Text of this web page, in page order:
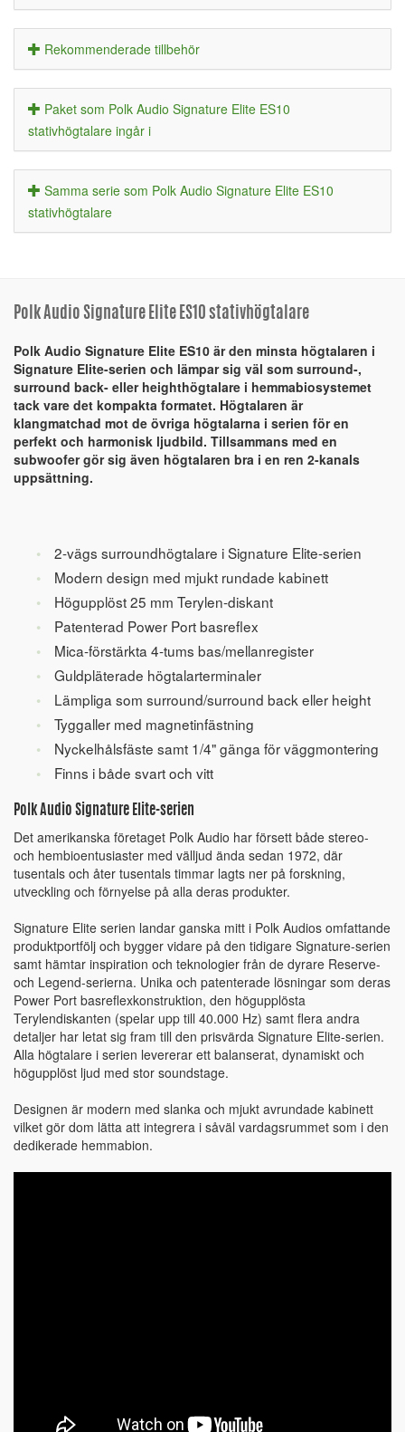
Rekommenderade tillbehör
Paket som Polk Audio Signature Elite ES10
stativhögtalare ingår i
Samma serie som Polk Audio Signature Elite ES10
stativhögtalare
Polk Audio Signature Elite ES10 stativhögtalare
Polk Audio Signature Elite ES10 är den minsta högtalaren i
Signature Elite-serien och lämpar sig väl som surround-,
surround back- eller heighthögtalare i hemmabiosystemet
tack vare det kompakta formatet. Högtalaren är
klangmatchad mot de övriga högtalarna i serien för en
perfekt och harmonisk ljudbild. Tillsammans med en
subwoofer gör sig även högtalaren bra i en ren 2-kanals
uppsättning.
2-vägs surroundhögtalare i Signature Elite-serien
Modern design med mjukt rundade kabinett
Högupplöst 25 mm Terylen-diskant
Patenterad Power Port basreflex
Mica-förstärkta 4-tums bas/mellanregister
Guldpläterade högtalarterminaler
Lämpliga som surround/surround back eller height
Tyggaller med magnetinfästning
Nyckelhålsfäste samt 1/4" gänga för väggmontering
Finns i både svart och vitt
Polk Audio Signature Elite-serien
Det amerikanska företaget Polk Audio har försett både stereo-
och hembioentusiaster med välljud ända sedan 1972, där
tusentals och åter tusentals timmar lagts ner på forskning,
utveckling och förnyelse på alla deras produkter.
Signature Elite serien landar ganska mitt i Polk Audios omfattande
produktportfölj och bygger vidare på den tidigare Signature-serien
samt hämtar inspiration och teknologier från de dyrare Reserve-
och Legend-serierna. Unika och patenterade lösningar som deras
Power Port basreflexkonstruktion, den högupplösta
Terylendiskanten (spelar upp till 40.000 Hz) samt flera andra
detaljer har letat sig fram till den prisvärda Signature Elite-serien.
Alla högtalare i serien levererar ett balanserat, dynamiskt och
högupplöst ljud med stor soundstage.
Designen är modern med slanka och mjukt avrundade kabinett
vilket gör dom lätta att integrera i såväl vardagsrummet som i den
dedikerade hemmabion.